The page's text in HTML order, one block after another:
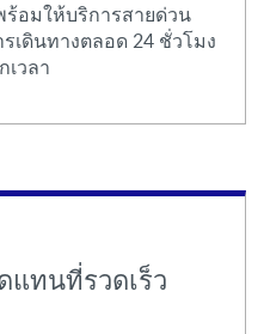
อมให้บริการสายด่วน
เดินทางตลอด 24 ชั่วโมง
วลา
ทนที่รวดเร็ว